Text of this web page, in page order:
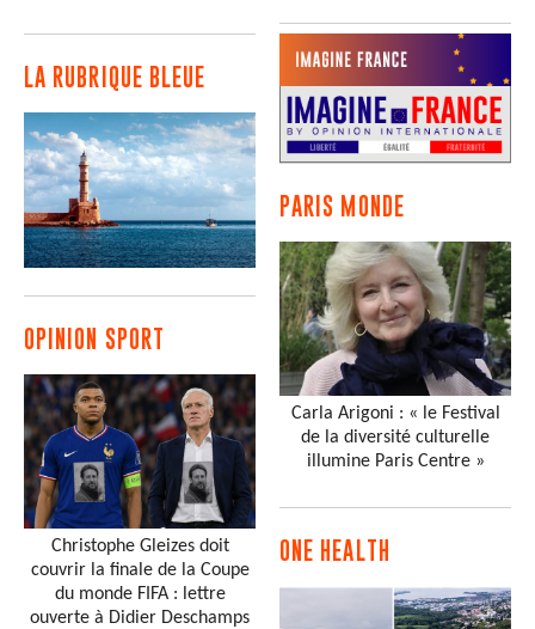
LA RUBRIQUE BLEUE
OPINION SPORT
Christophe Gleizes doit
couvrir la finale de la Coupe
du monde FIFA : lettre
ouverte à Didier Deschamps
PARIS MONDE
Carla Arigoni : « le Festival
de la diversité culturelle
illumine Paris Centre »
ONE HEALTH